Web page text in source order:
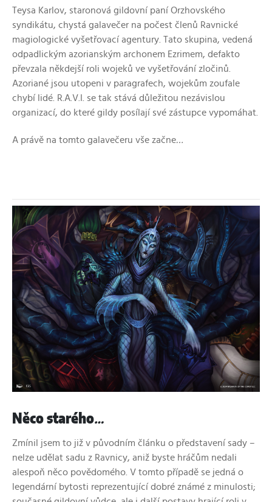
Teysa Karlov, staronová gildovní paní Orzhovského
syndikátu, chystá galavečer na počest členů Ravnické
magiologické vyšetřovací agentury. Tato skupina, vedená
odpadlickým azorianským archonem Ezrimem, defakto
převzala někdejší roli wojeků ve vyšetřování zločinů.
Azoriané jsou utopeni v paragrafech, wojekům zoufale
chybí lidé. R.A.V.I. se tak stává důležitou nezávislou
organizací, do které gildy posílají své zástupce vypomáhat.
A právě na tomto galavečeru vše začne…
Něco starého…
Zmínil jsem to již v původním článku o představení sady –
nelze udělat sadu z Ravnicy, aniž byste hráčům nedali
alespoň něco povědomého. V tomto případě se jedná o
legendární bytosti reprezentující dobré známé z minulosti;